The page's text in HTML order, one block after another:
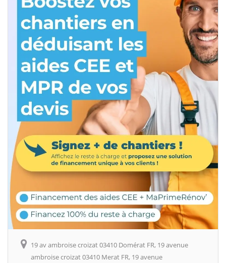
19 av ambroise croizat 03410 Domérat FR, 19 avenue
ambroise croizat 03410 Merat FR, 19 avenue